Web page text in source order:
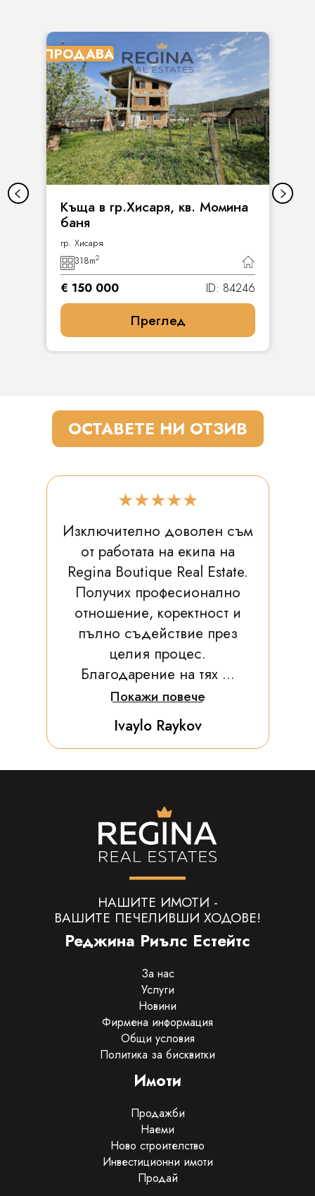
ПРОДАВА
Къща в гр.Хисаря, кв. Момина
баня
гр. Хисаря
318m2
€ 150 000 ID: 84246
Преглед
ОСТАВЕТЕ НИ ОТЗИВ
★★★★★
Изключително доволен съм
от работата на екипа на
Regina Boutique Real Estate.
Получих професионално
отношение, коректност и
пълно съдействие през
целия процес.
Благодарение на тях ...
Покажи повече
Ivaylo Raykov
НАШИТЕ ИМОТИ -
ВАШИТЕ ПЕЧЕЛИВШИ ХОДОВЕ!
Реджина Риълс Естейтс
За нас
Услуги
Новини
Фирмена информация
Общи условия
Политика за бисквитки
Имоти
Продажби
Наеми
Ново строителство
Инвестиционни имоти
Продай